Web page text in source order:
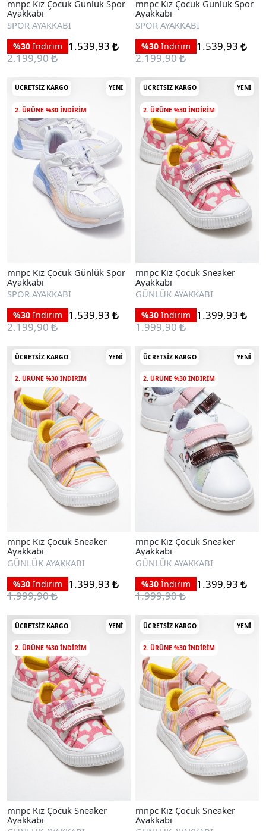
mnpc Kız Çocuk Günlük Spor
Ayakkabı
SPOR AYAKKABI
%30 İndirim
1.539,93
2.199,90
mnpc Kız Çocuk Günlük Spor
Ayakkabı
SPOR AYAKKABI
%30 İndirim
1.539,93
2.199,90
ÜCRETSIZ KARGO YENI
2. ÜRÜNE %30 INDIRIM
mnpc Kız Çocuk Günlük Spor
Ayakkabı
SPOR AYAKKABI
%30 İndirim
1.539,93
2.199,90
ÜCRETSIZ KARGO YENI
2. ÜRÜNE %30 INDIRIM
mnpc Kız Çocuk Sneaker
Ayakkabı
GÜNLÜK AYAKKABI
%30 İndirim
1.399,93
1.999,90
ÜCRETSIZ KARGO YENI
2. ÜRÜNE %30 INDIRIM
mnpc Kız Çocuk Sneaker
Ayakkabı
GÜNLÜK AYAKKABI
%30 İndirim
1.399,93
1.999,90
ÜCRETSIZ KARGO YENI
2. ÜRÜNE %30 INDIRIM
mnpc Kız Çocuk Sneaker
Ayakkabı
GÜNLÜK AYAKKABI
%30 İndirim
1.399,93
1.999,90
ÜCRETSIZ KARGO YENI
2. ÜRÜNE %30 INDIRIM
mnpc Kız Çocuk Sneaker
Ayakkabı
ÜCRETSIZ KARGO YENI
2. ÜRÜNE %30 INDIRIM
mnpc Kız Çocuk Sneaker
Ayakkabı